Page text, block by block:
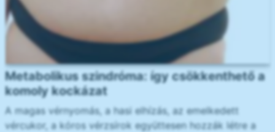
Metabolikus szindróma: így csökkenthető a
komoly kockázat
A magas vérnyomás, a hasi elhízás, az emelkedett
vércukor, a kóros vérzsírok együttesen hozzák létre a